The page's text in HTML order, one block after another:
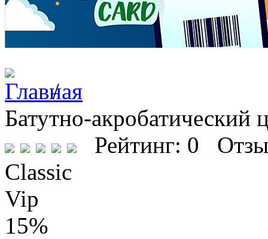
/
Батутно-
Рейтинг: 0
Classic
Vip
15%